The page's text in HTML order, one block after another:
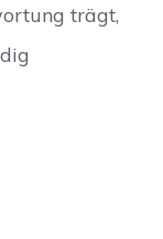
trägt,